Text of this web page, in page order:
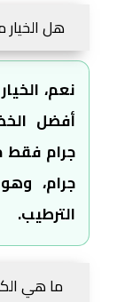
هل
نعم،
جرام،
الترطيب.
ما هي